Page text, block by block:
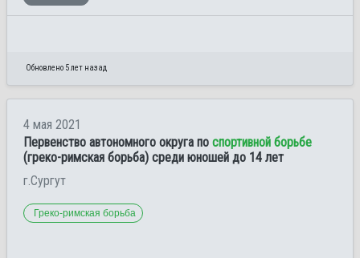
Обновлено 5 лет назад
4 мая 2021
Первенство автономного округа по спортивной борьбе
(греко-римская борьба) среди юношей до 14 лет
г.Сургут
Греко-римская борьба